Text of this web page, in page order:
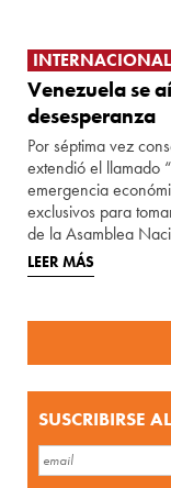
Venezuela se
desesperanza
Por séptima vez
extendió el llamado
emergencia
exclusivos para
de la Asamblea
LEER MÁS
SUSCRIBIRSE